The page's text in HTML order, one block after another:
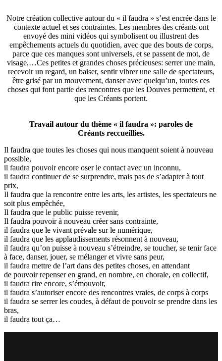
Notre création collective autour du « il faudra » s’est encrée dans le
contexte actuel et ses contraintes. Les membres des créants ont
envoyé des mini vidéos qui symbolisent ou illustrent des
empêchements actuels du quotidien, avec que des bouts de corps,
parce que ces manques sont universels, et se passent de mot, de
visage,…Ces petites et grandes choses précieuses: serrer une main,
recevoir un regard, un baiser, sentir vibrer une salle de spectateurs,
être grisé par un mouvement, danser avec quelqu’un, toutes ces
choses qui font partie des rencontres que les Douves permettent, et
que les Créants portent.
Travail autour du thème « il faudra »: paroles de
Créants reccueillies.
Il faudra que toutes les choses qui nous manquent soient à nouveau
possible,
il faudra pouvoir encore oser le contact avec un inconnu,
il faudra continuer de se surprendre, mais pas de s’adapter à tout
prix,
Il faudra que la rencontre entre les arts, les artistes, les spectateurs ne
soit plus empêchée,
Il faudra que le public puisse revenir,
Il faudra pouvoir à nouveau créer sans contrainte,
il faudra que le vivant prévale sur le numérique,
il faudra que les applaudissements résonnent à nouveau,
il faudra qu’on puisse à nouveau s’étreindre, se toucher, se tenir face
à face, danser, jouer, se mélanger et vivre sans peur,
il faudra mettre de l’art dans des petites choses, en attendant
de pouvoir repenser en grand, en nombre, en chorale, en collectif,
il faudra rire encore, s’émouvoir,
il faudra s’autoriser encore des rencontres vraies, de corps à corps
il faudra se serrer les coudes, à défaut de pouvoir se prendre dans les
bras,
il faudra tout ça…